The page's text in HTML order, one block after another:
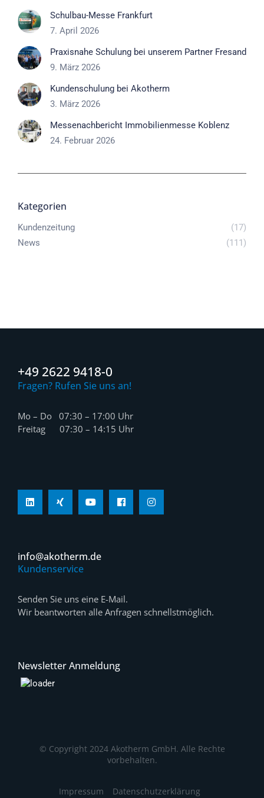
Schulbau-Messe Frankfurt
7. April 2026
Praxisnahe Schulung bei unserem Partner Fresand
9. März 2026
Kundenschulung bei Akotherm
3. März 2026
Messenachbericht Immobilienmesse Koblenz
24. Februar 2026
Kategorien
Kundenzeitung
(17)
News
(111)
+49 2622 9418-0
Fragen? Rufen Sie uns an!
Mo – Do 07:30 – 17:00 Uhr
Freitag 07:30 – 14:15 Uhr
info@akotherm.de
Kundenservice
Senden Sie uns eine E-Mail.
Wir beantworten alle Anfragen schnellstmöglich.
Newsletter Anmeldung
© Copyright 2024 Akotherm GmbH. Alle Rechte
vorbehalten.
Impressum Datenschutzerklärung